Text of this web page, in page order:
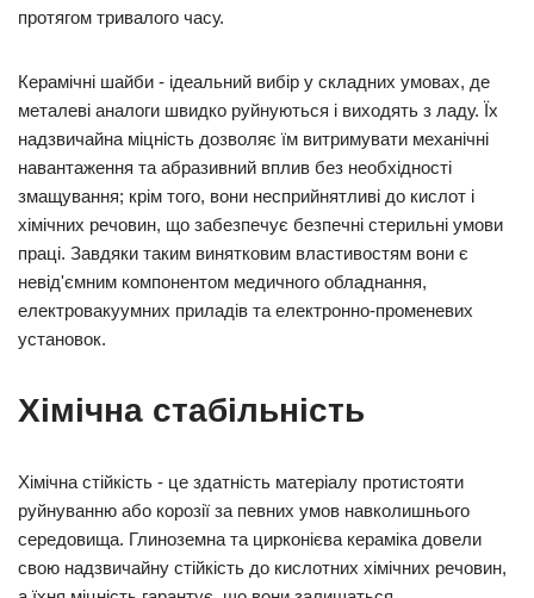
протягом тривалого часу.
Керамічні шайби - ідеальний вибір у складних умовах, де
металеві аналоги швидко руйнуються і виходять з ладу. Їх
надзвичайна міцність дозволяє їм витримувати механічні
навантаження та абразивний вплив без необхідності
змащування; крім того, вони несприйнятливі до кислот і
хімічних речовин, що забезпечує безпечні стерильні умови
праці. Завдяки таким винятковим властивостям вони є
невід'ємним компонентом медичного обладнання,
електровакуумних приладів та електронно-променевих
установок.
Хімічна стабільність
Хімічна стійкість - це здатність матеріалу протистояти
руйнуванню або корозії за певних умов навколишнього
середовища. Глиноземна та цирконієва кераміка довели
свою надзвичайну стійкість до кислотних хімічних речовин,